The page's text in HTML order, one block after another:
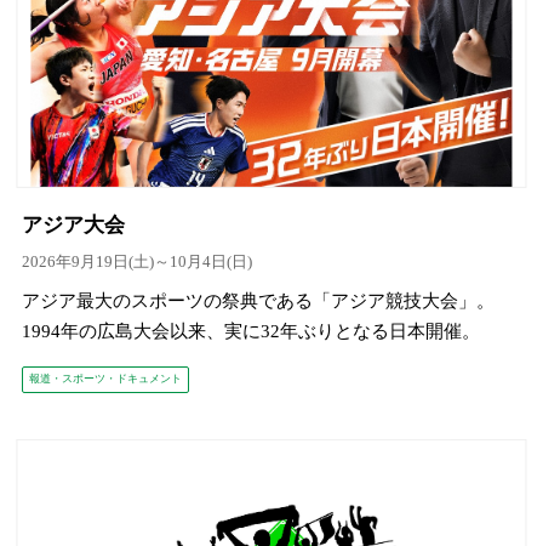
アジア大会
2026年9月19日(土)～10月4日(日)
アジア最大のスポーツの祭典である「アジア競技大会」。
1994年の広島大会以来、実に32年ぶりとなる日本開催。
報道・スポーツ・ドキュメント